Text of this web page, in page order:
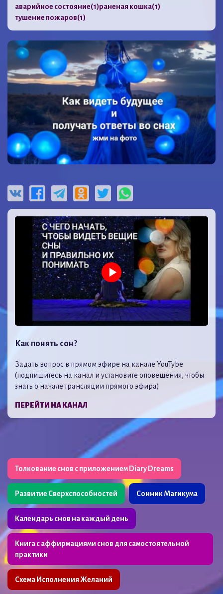
аварийное состояние(1)раненая кошка(1)
тушение пожаров(1)
Как понять сон?
Задать вопрос в прямом эфире на канале YouTybe
(подпишитесь на канал и установите оповещения, чтобы
знать о начале трансляции прямого эфира)
ПЕРЕЙТИ НА КАНАЛ
Толкование снов с приложением Diary Dreams
Развитие Сверхспособностей Сонник Магикума
Календарь снов на каждый день
Книга с аффирмациями снов для самостоятельной
практики
Схема Исполнения Желаний